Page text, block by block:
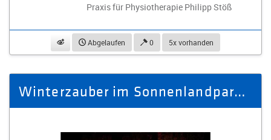
Praxis für Physiotherapie Philipp Stöß
beobachtenAbgelaufen 0 5x vorhanden
Winterzauber im Sonnenlandpark - Ausflug Winter 2025/26 für 4 Personen